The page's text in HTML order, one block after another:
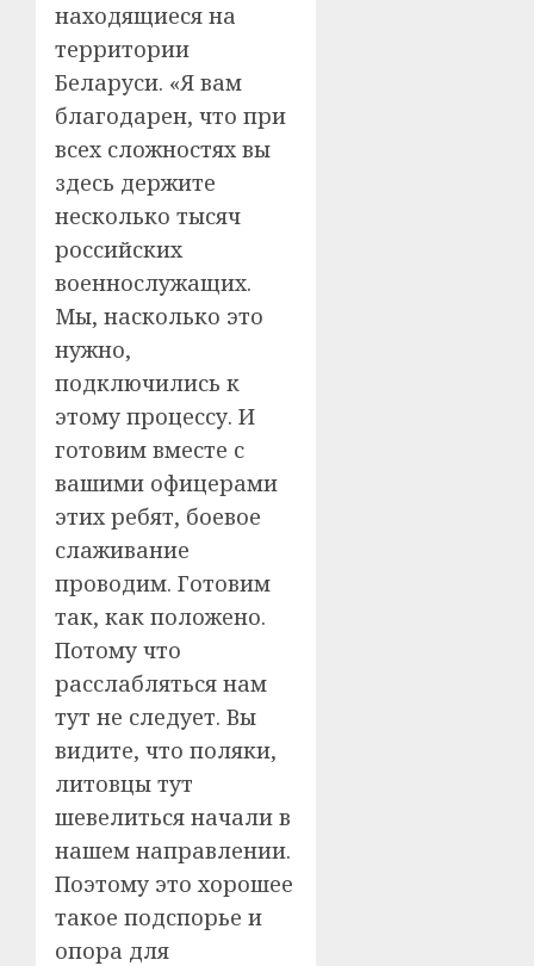
находящиеся на
территории
Беларуси. «Я вам
благодарен, что при
всех сложностях вы
здесь держите
несколько тысяч
российских
военнослужащих.
Мы, насколько это
нужно,
подключились к
этому процессу. И
готовим вместе с
вашими офицерами
этих ребят, боевое
слаживание
проводим. Готовим
так, как положено.
Потому что
расслабляться нам
тут не следует. Вы
видите, что поляки,
литовцы тут
шевелиться начали в
нашем направлении.
Поэтому это хорошее
такое подспорье и
опора для